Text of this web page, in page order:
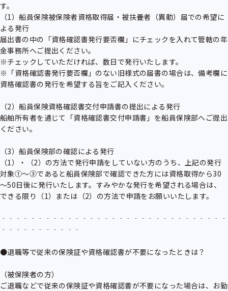
す。
（1）船員保険被保険者資格取得届・被扶養者（異動）届での希望に
よる発行
届出書の中の「資格確認書発行要否欄」にチェックを入れて管轄の年
金事務所へご提出ください。
※チェックしていただければ、数日で発行いたします。
※「資格確認書発行要否欄」のない旧様式の届書の場合は、備考欄に
資格確認書の発行を希望する旨をご記入ください。
（2）船員保険資格確認書交付申請書の提出による発行
船舶所有者を通じて「資格確認書交付申請書」を船員保険部へご提出
ください。
（3）船員保険部の確認による発行
（1）・（2）の方法で発行申請をしていない方のうち、上記の発行
対象①～③であると船員保険部で確認できた方には資格取得から30
～50日後に発行いたします。すみやかな発行を希望される場合は、
できる限り（1）または（2）の方法で申請をお願いいたします。
‐‐‐‐‐‐‐‐‐‐‐‐‐‐‐‐‐‐‐‐‐‐‐‐‐‐‐‐‐‐‐
‐‐‐‐‐‐‐‐‐‐‐
●退職等で従来の保険証や資格確認書が不要になったときは？
（被保険者の方）
ご退職などで従来の保険証や資格確認書が不要になった場合は、お勤